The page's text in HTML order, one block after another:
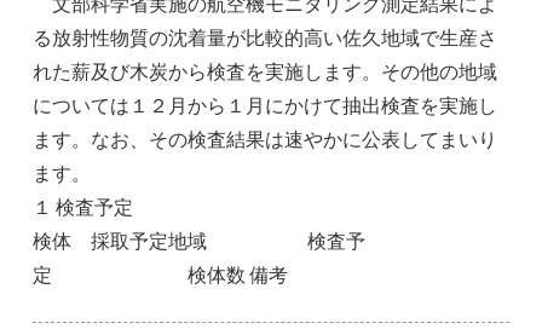
る放射性物質の沈着量が比較的高い佐久地域で生産さ
れた薪及び木炭から検査を実施します。その他の地域
については１２月から１月にかけて抽出検査を実施し
ます。なお、その検査結果は速やかに公表してまいり
ます。
１ 検査予定
検体 採取予定地域 検査予
定 検体数 備考